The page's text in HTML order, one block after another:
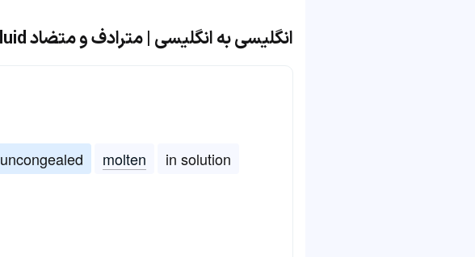
انگلیسی به انگلیسی | مترادف و متضاد fluid
uncongealed molten
in solution